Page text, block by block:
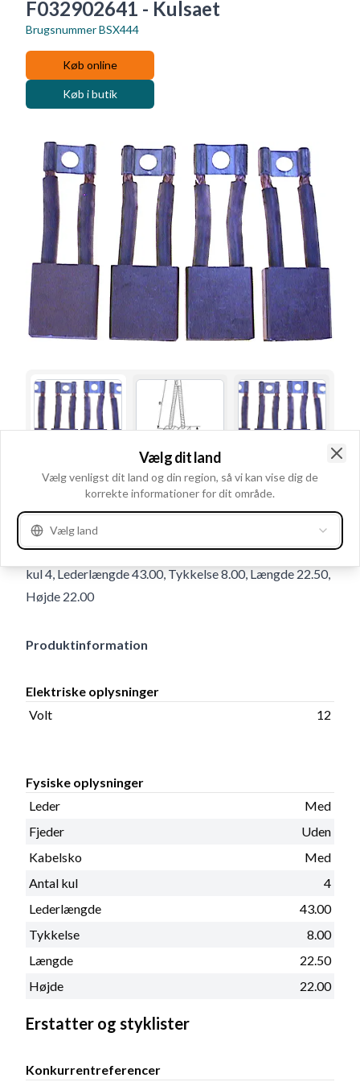
F032902641 - Kulsaet
BrugsnummerBSX444
Køb online
Køb i butik
BrugsnummerBSX444
Detaljer & beskrivelse
Volt 12, Leder Med, Fjeder Uden, Kabelsko Med, Antal
kul 4, Lederlængde 43.00, Tykkelse 8.00, Længde 22.50,
Højde 22.00
Produktinformation
Elektriske oplysninger
Volt
12
Fysiske oplysninger
Leder
Med
Fjeder
Uden
Kabelsko
Med
Antal kul
4
Lederlængde
43.00
Tykkelse
8.00
Længde
22.50
Højde
22.00
Erstatter og styklister
Konkurrentreferencer
Vælg dit land
Vælg venligst dit land og din region, så vi kan vise dig de
korrekte informationer for dit område.
Vælg land